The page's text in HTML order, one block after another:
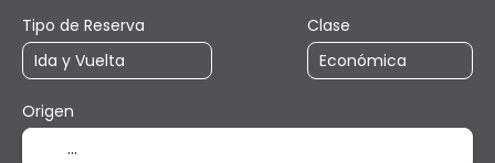
Tipo de Reserva Clase
Origen